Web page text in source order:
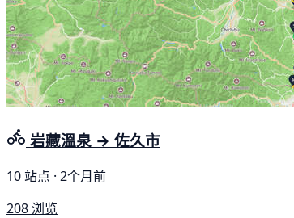
岩藏溫泉 → 佐久市
10 站点 · 2个月前
208 浏览